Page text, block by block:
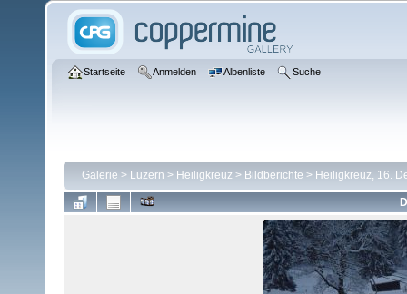
Startseite Anmelden Albenliste Suche
Galerie > Luzern > Heiligkreuz > Bildberichte > Heiligkreuz, 16.